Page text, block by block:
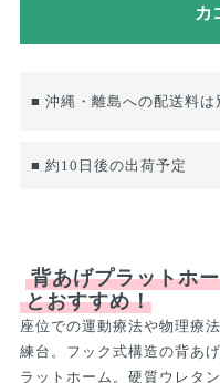
■ 沖縄・離島への配送料
■ 約10日後の出荷予定
背あげプラットホ
とおすすめ！
座位での運動療法や物理療
練台。フック式構造の背あ
ラットホーム。硬質ウレタ